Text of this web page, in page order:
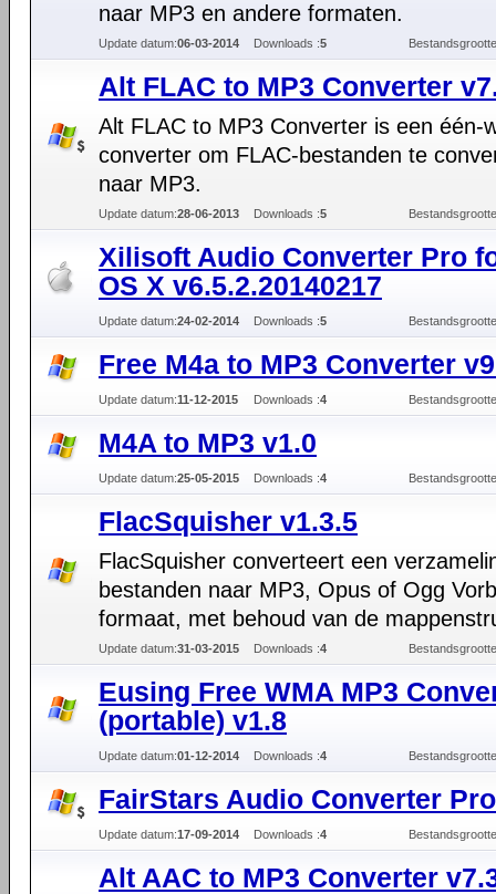
naar MP3 en andere formaten.
Update datum:06-03-2014 Downloads :5
Alt FLAC to MP3 Converter
Alt FLAC to MP3 Converter is een één-
converter om FLAC-bestanden te
naar MP3.
Update datum:28-06-2013 Downloads :5
Xilisoft Audio Converter Pro
OS X v6.5.2.20140217
Update datum:24-02-2014 Downloads :5
Free M4a to MP3 Converter
Update datum:11-12-2015 Downloads :4
M4A to MP3 v1.0
Update datum:25-05-2015 Downloads :4
FlacSquisher v1.3.5
FlacSquisher converteert een
bestanden naar MP3, Opus of Ogg
formaat, met behoud van de
Update datum:31-03-2015 Downloads :4
Eusing Free WMA MP3
(portable) v1.8
Update datum:01-12-2014 Downloads :4
FairStars Audio Converter
Update datum:17-09-2014 Downloads :4
Alt AAC to MP3 Converter